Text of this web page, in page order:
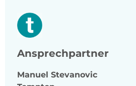
Ansprechpartner
Manuel Stevanovic